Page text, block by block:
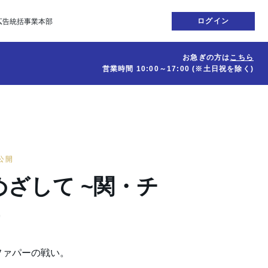
告統括事業本部 ログイン
お急ぎの方はこちら
営業時間 10:00～17:00(※土日祝を除く)
開
ざして ~関・チ
パーの戦い。